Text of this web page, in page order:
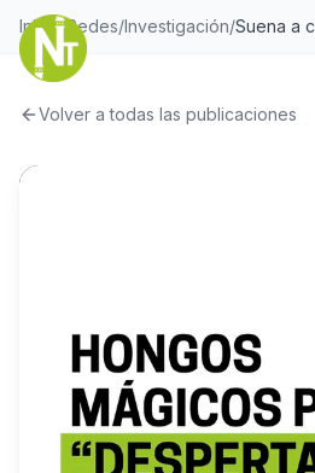
Inicio/Redes/Investigación/
Volver a todas las publicaciones